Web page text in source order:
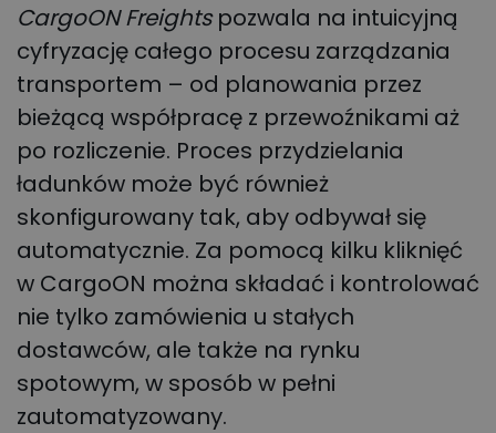
CargoON Freightspozwala na intuicyjną
cyfryzację całego procesu zarządzania
transportem – od planowania przez
bieżącą współpracę z przewoźnikami aż
po rozliczenie. Proces przydzielania
ładunków może być również
skonfigurowany tak, aby odbywał się
automatycznie. Za pomocą kilku kliknięć
w CargoON można składać i kontrolować
nie tylko zamówienia u stałych
dostawców, ale także na rynku
spotowym, w sposób w pełni
zautomatyzowany.